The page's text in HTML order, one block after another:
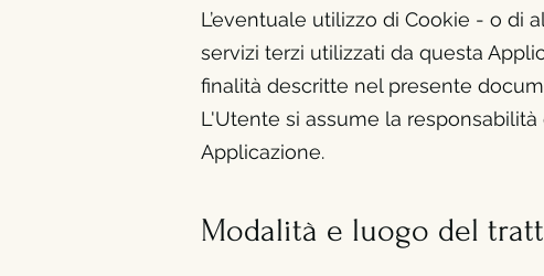
L’eventuale utilizzo di Cookie - o
servizi terzi utilizzati da questa
finalità descritte nel presente
L'Utente si assume la
Applicazione.
Modalità e luogo del